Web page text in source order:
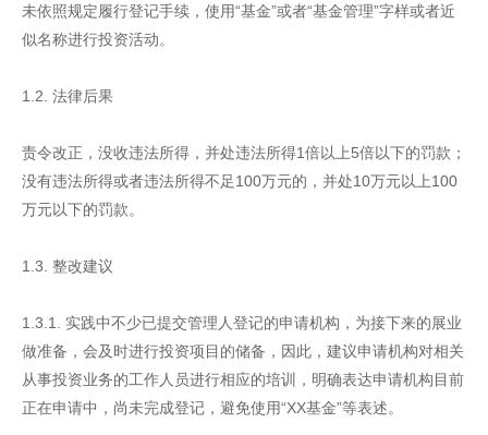
未依照规定履行登记手续，使用“基金”或者“基金管理”字样或者近
似名称进行投资活动。
1.2. 法律后果
责令改正，没收违法所得，并处违法所得1倍以上5倍以下的罚款；
没有违法所得或者违法所得不足100万元的，并处10万元以上100
万元以下的罚款。
1.3. 整改建议
1.3.1. 实践中不少已提交管理人登记的申请机构，为接下来的展业
做准备，会及时进行投资项目的储备，因此，建议申请机构对相关
从事投资业务的工作人员进行相应的培训，明确表达申请机构目前
正在申请中，尚未完成登记，避免使用“XX基金”等表述。